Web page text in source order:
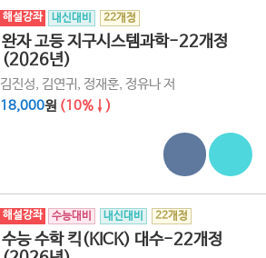
해설강좌 내신대비 22개정
완자 고등 지구시스템과학-22개정
(2026년)
김진성, 김연귀, 정재훈, 정유나 저
18,000원 (10%↓)
해설강좌 수능대비 내신대비 22개정
수능 수학 킥(KICK) 대수-22개정